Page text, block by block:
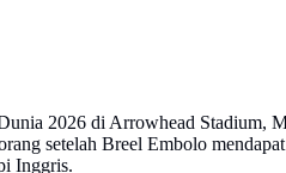
2026 di Arrowhead
setelah Breel Embolo
Inggris.